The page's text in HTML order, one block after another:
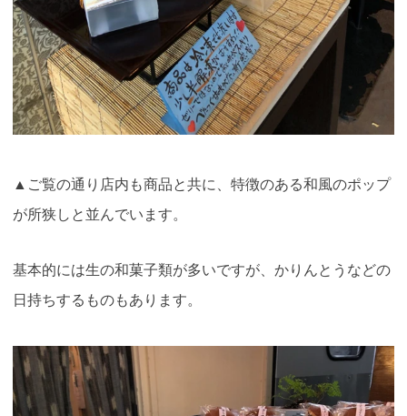
▲ご覧の通り店内も商品と共に、特徴のある和風のポップ
が所狭しと並んでいます。
基本的には生の和菓子類が多いですが、かりんとうなどの
日持ちするものもあります。